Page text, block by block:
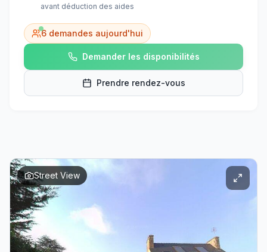
avant déduction des aides
6 demandes aujourd'hui
Demander les disponibilités
Prendre rendez-vous
Street View